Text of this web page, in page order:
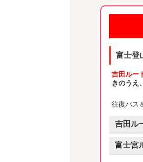
富士登
吉田ルー
きのうえ
往復バス
吉田 ル
富士宮